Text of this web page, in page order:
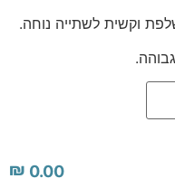
וקשית לשתייה נוחה.
₪ 0.00